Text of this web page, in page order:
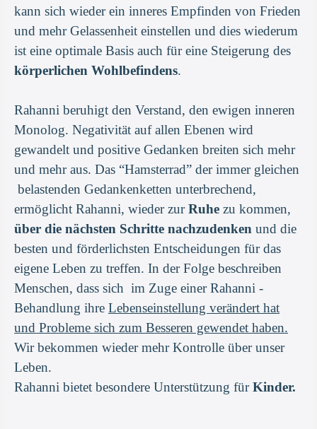
kann sich wieder ein inneres Empfinden von Frieden
und mehr Gelassenheit einstellen und dies wiederum
ist eine optimale Basis auch für eine Steigerung des
körperlichen Wohlbefindens.
Rahanni beruhigt den Verstand, den ewigen inneren
Monolog. Negativität auf allen Ebenen wird
gewandelt und positive Gedanken breiten sich mehr
und mehr aus. Das “Hamsterrad” der immer gleichen
belastenden Gedankenketten unterbrechend,
ermöglicht Rahanni, wieder zurRuhe zu kommen,
über die nächsten Schritte nachzudenken und die
besten und förderlichsten Entscheidungen für das
eigene Leben zu treffen. In der Folge beschreiben
Menschen, dass sich im Zuge einer Rahanni -
Behandlung ihre Lebenseinstellung verändert hat
und Probleme sich zum Besseren gewendet haben.
Wir bekommen wieder mehr Kontrolle über unser
Leben.
Rahanni bietet besondere Unterstützung fürKinder.